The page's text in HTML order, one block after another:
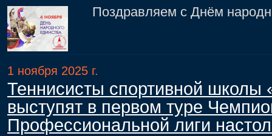
Поздравляем с Днём
1 ноября 2025 г.
Теннисисты спортивной школы
выступят в первом туре
Профессиональной лиги